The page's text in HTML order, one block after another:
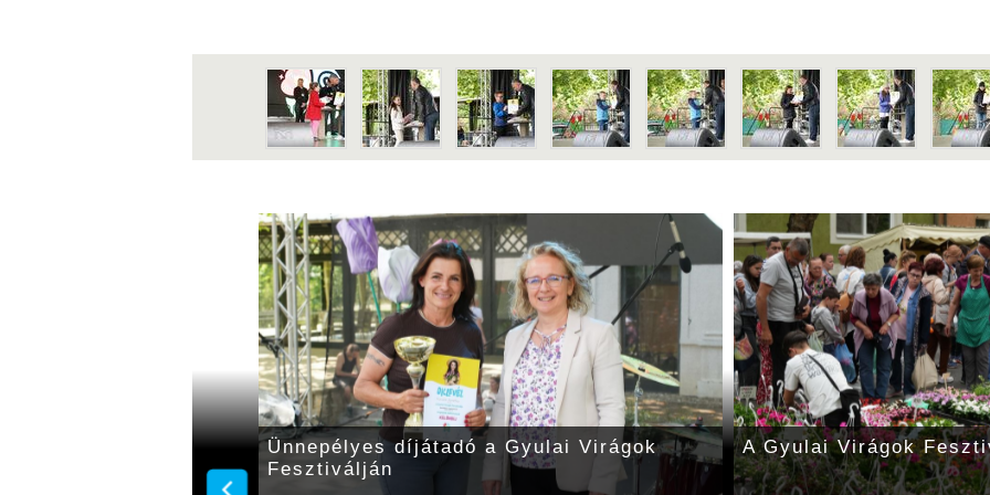
Minden a virágokról szól a fürdővárosban:
megnyílt a Gyulai Virágok Fesztiválja
A Gyulai Virágok
érdeklődőket a Gyulai